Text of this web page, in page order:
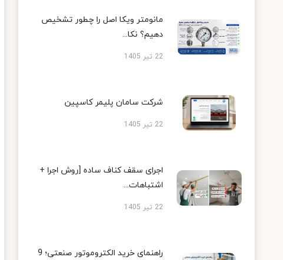
مانومتر ویکا اصل را چطور تشخیص
دهیم؟ نکا...
22 تیر 1405
شرکت سامان پلیمر کاسپین
22 تیر 1405
اجرای سقف کناف ساده [روش اجرا +
اشتباهات...
22 تیر 1405
راهنمای خرید الکتروموتور صنعتی؛ 9